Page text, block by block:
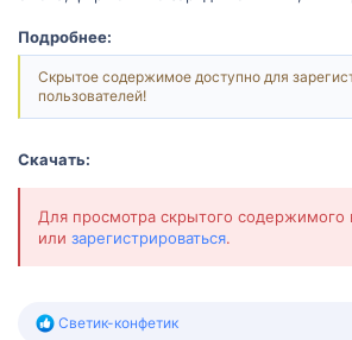
Подробнее:
Скрытое содержимое доступно для
пользователей!
Скачать:
Для просмотра скрытого
или зарегистрироваться.
Р
Светик-конфетик